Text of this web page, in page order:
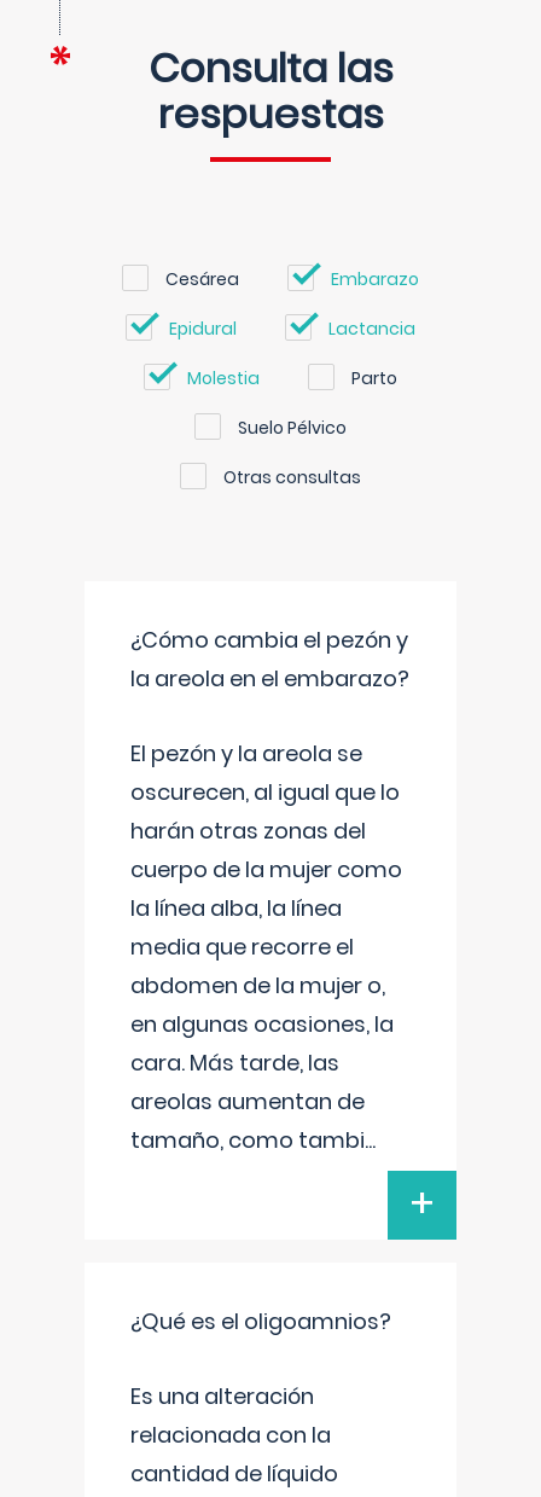
Consulta las
respuestas
Cesárea Embarazo
Epidural Lactancia
Molestia Parto
Suelo Pélvico
Otras consultas
¿Cómo cambia el pezón y
la areola en el embarazo?
El pezón y la areola se
oscurecen, al igual que lo
harán otras zonas del
cuerpo de la mujer como
la línea alba, la línea
media que recorre el
abdomen de la mujer o,
en algunas ocasiones, la
cara. Más tarde, las
areolas aumentan de
tamaño, como tambi...
+
¿Qué es el oligoamnios?
Es una alteración
relacionada con la
cantidad de líquido